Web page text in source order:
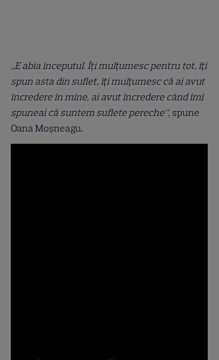
„E abia începutul. Îți mulțumesc pentru tot, îți
spun asta din suflet, îți mulțumesc că ai avut
încredere în mine, ai avut încredere când îmi
spuneai că suntem suflete pereche”, spune
Oana Moșneagu.